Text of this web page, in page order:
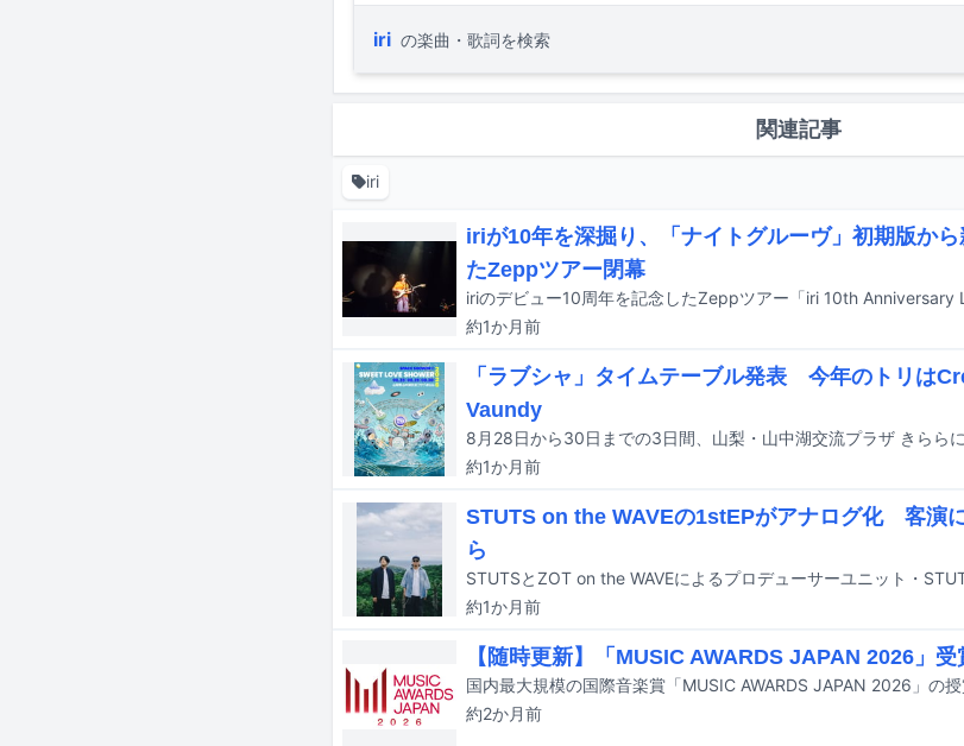
iri の楽曲・歌詞を検索
関連記事
iri
iriが10年を深掘り、「ナイトグルーヴ」初期版か
たZeppツアー閉幕
約1か月前
「ラブシャ」タイムテーブル発表 今年のトリは
Vaundy
約1か月前
STUTS on the WAVEの1stEPがアナログ化 客演
ら
約1か月前
【随時更新】「MUSIC AWARDS JAPAN 2026」
約2か月前